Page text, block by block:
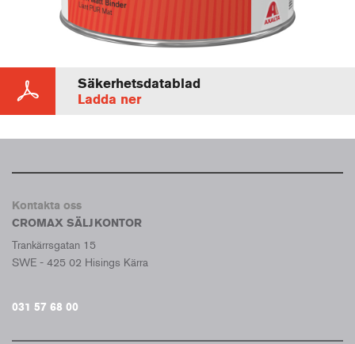
Säkerhetsdatablad
Ladda ner
Kontakta oss
CROMAX SÄLJKONTOR
Trankärrsgatan 15
SWE - 425 02 Hisings Kärra
031 57 68 00